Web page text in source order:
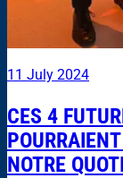
11 July 2024
CES 4
NOTRE